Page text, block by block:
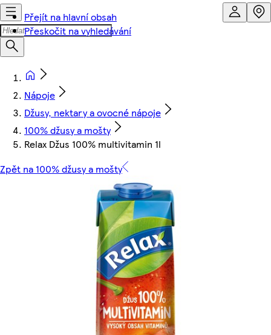
Přejít na hlavní obsah
Přeskočit na vyhledávání
Nápoje
Džusy, nektary a ovocné nápoje
100% džusy a mošty
Relax Džus 100% multivitamin 1l
Zpět na 100% džusy a mošty